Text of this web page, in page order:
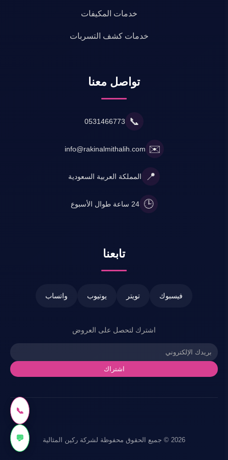
خدمات المكيفات
خدمات كشف التسربات
تواصل معنا
📞
0531466773
✉️
info@rakinalmithalih.com
📍 المملكة العربية السعودية
🕒 24 ساعة طوال الأسبوع
تابعنا
فيسبوك تويتر يوتيوب واتساب
اشترك لتحصل على العروض
اشتراك
2026 © جميع الحقوق محفوظة لشركة ركين المثالية
📞
💬